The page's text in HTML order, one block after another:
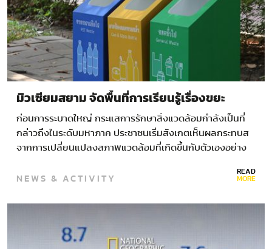
มิวเซียมสยาม จัดพื้นที่การเรียนรู้เรื่องขยะ
ก่อนการระบาดใหญ่ กระแสการรักษาสิ่งแวดล้อมกำลังเป็นที่
กล่าวถึงในระดับมหาภาค ประชาชนเริ่มสังเกตเห็นผลกระทบส
จากการเปลี่ยนแปลงสภาพแวดล้อมที่เกิดขึ้นกับตัวเองอย่าง
ด้านสิ่งแวดล้อมออกมาตีแผ่เพื่อสร้างการรับรู้มากขึ้น หนึ่งใน
การจัดการขยะอย่างมีประสิทธิภาพ…
NEWS & ACTIVITY READ
MORE